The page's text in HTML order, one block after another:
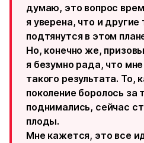
думаю, это вопрос
я уверена, что и другие
подтянутся в этом
Но, конечно же,
я безумно рада, что
такого результата.
поколение боролось за
поднимались, сейчас
плоды.
Мне кажется, это все